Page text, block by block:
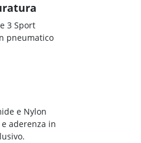
3 Sport
pneumatico
e Nylon
aderenza in